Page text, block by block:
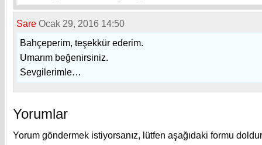
Sare Ocak 29, 2016 14:50
Bahçeperim, teşekkür ederim.
Umarım beğenirsiniz.
Sevgilerimle…
Yorumlar
Yorum göndermek istiyorsanız, lütfen aşağıdaki formu